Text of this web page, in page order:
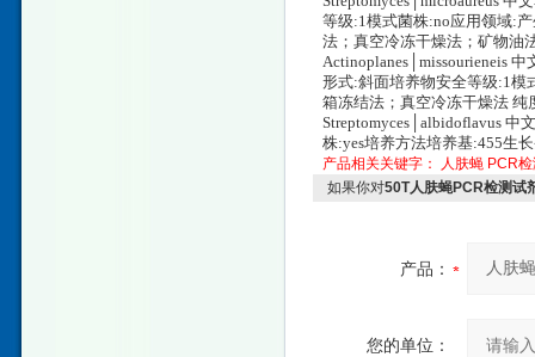
等级:1模式菌株:no应用领域:
法；真空冷冻干燥法；矿物油
Actinoplanes│missourieneis
形式:斜面培养物安全等级:1
箱冻结法；真空冷冻干燥法 纯
Streptomyces│albidoflavus 中
株:yes培养方法培养基:455生
产品相关关键字：
人肤蝇 PCR
如果你对50T人肤蝇PCR检测试
产品：
您的单位：